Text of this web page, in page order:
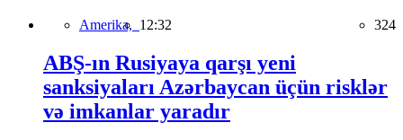
Amerika, 12:32 324
ABŞ-ın Rusiyaya qarşı yeni
sanksiyaları Azərbaycan üçün risklər
və imkanlar yaradır